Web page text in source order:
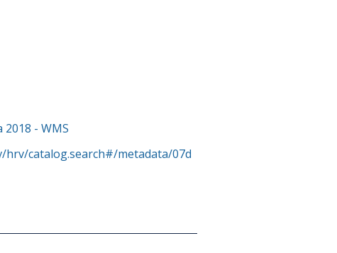
- WMS
catalog.search#/metadata/07d